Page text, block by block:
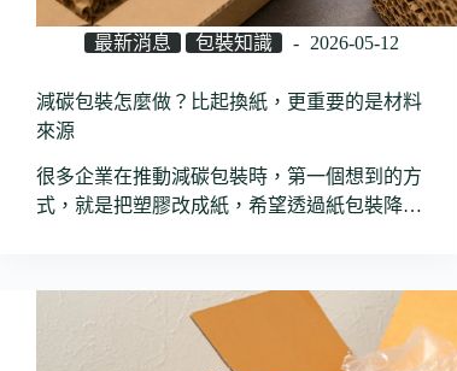
最新消息 包裝知識 2026-05-12
減碳包裝怎麼做？比起換紙，更重要的是材料
來源
很多企業在推動減碳包裝時，第一個想到的方
式，就是把塑膠改成紙，希望透過紙包裝降…